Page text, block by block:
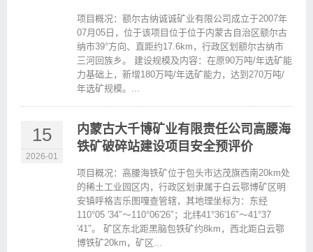
项目概况：额尔古纳诚诚矿业有限公司成立于2007年
07月05日，位于该项目位于位于内蒙古自治区额尔古
纳市39°方向、直距约17.6km，行政区划额尔古纳市
三河回族乡。 建设规模及内容：在原90万吨/年选矿能
力基础上，新增180万吨/年选矿能力，达到270万吨/
年选矿规模。...
15
2026-01
内蒙古大千博矿业有限责任公司高腰海
铁矿破碎站建设项目安全预评价
项目概况：高腰海铁矿位于包头市达茂旗西南20km处
的稀土工业园区内，行政区划隶属于白云鄂博矿区明
安镇呼格吉乐图嘎查管辖，其地理坐标为：东经
110°05 ′34″～110°06′26″；北纬41°36′16″～41°37
′41″。 矿区东北距黑脑包铁矿约8km，西北距白云鄂
博铁矿20km，矿区...